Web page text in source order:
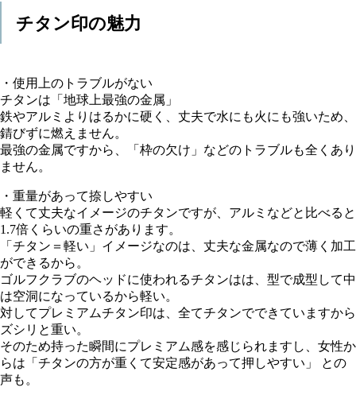
チタン印の魅力
・使用上のトラブルがない
チタンは「地球上最強の金属」
鉄やアルミよりはるかに硬く、丈夫で水にも火にも強いため、
錆びずに燃えません。
最強の金属ですから、「枠の欠け」などのトラブルも全くあり
ません。
・重量があって捺しやすい
軽くて丈夫なイメージのチタンですが、アルミなどと比べると
1.7倍くらいの重さがあります。
「チタン＝軽い」イメージなのは、丈夫な金属なので薄く加工
ができるから。
ゴルフクラブのヘッドに使われるチタンはは、型で成型して中
は空洞になっているから軽い。
対してプレミアムチタン印は、全てチタンでできていますから
ズシリと重い。
そのため持った瞬間にプレミアム感を感じられますし、女性か
らは「チタンの方が重くて安定感があって押しやすい」 との
声も。